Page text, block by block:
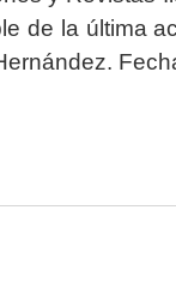
de la última